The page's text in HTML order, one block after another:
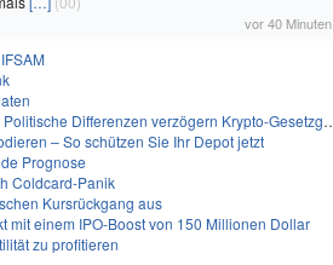
vor 40 Minuten
verzögern Krypto-Gesetzgebung bis September
– So schützen Sie Ihr Depot jetzt
Prognose
Coldcard-Panik
Kursrückgang aus
mit einem IPO-Boost von 150 Millionen Dollar
zu profitieren